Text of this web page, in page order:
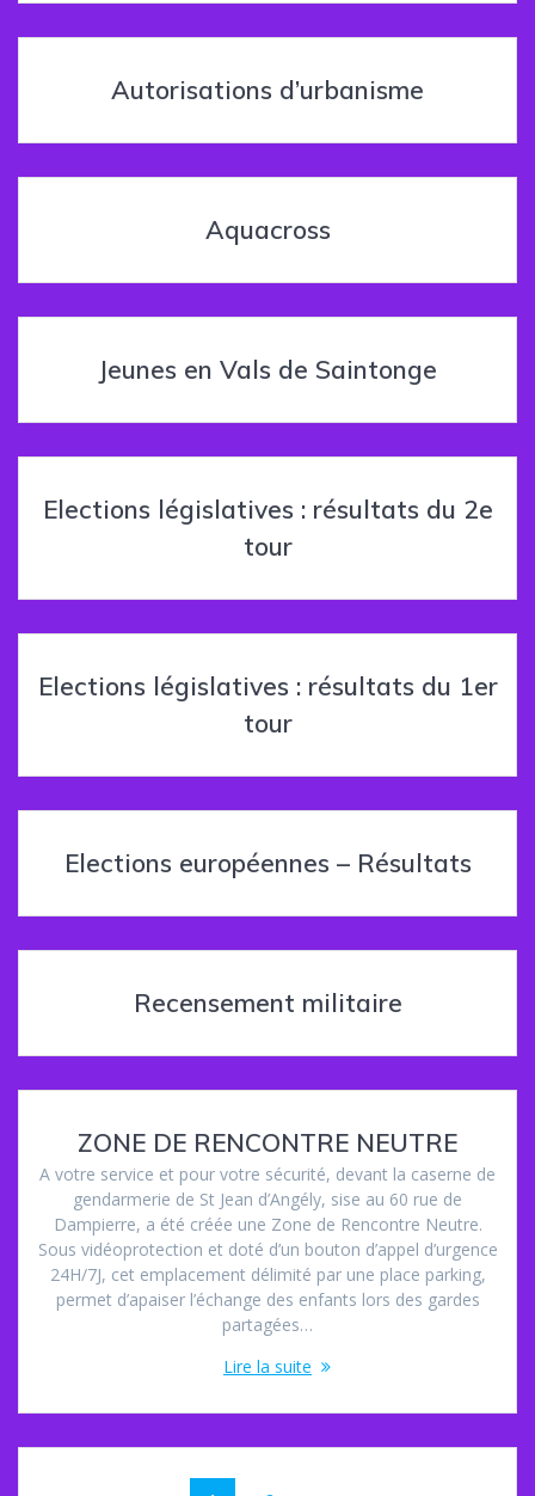
Autorisations d’urbanisme
Aquacross
Jeunes en Vals de Saintonge
Elections législatives : résultats du 2e
tour
Elections législatives : résultats du 1er
tour
Elections européennes – Résultats
Recensement militaire
ZONE DE RENCONTRE NEUTRE
A votre service et pour votre sécurité, devant la caserne de
gendarmerie de St Jean d’Angély, sise au 60 rue de
Dampierre, a été créée une Zone de Rencontre Neutre.
Sous vidéoprotection et doté d’un bouton d’appel d’urgence
24H/7J, cet emplacement délimité par une place parking,
permet d’apaiser l’échange des enfants lors des gardes
partagées…
Lire la suite
Navigation